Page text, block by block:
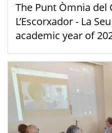
The Punt Òmnia del
L’Escorxador - La
academic year of